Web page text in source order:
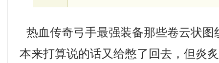
热血传奇弓手最强装备那些卷云状图
本来打算说的话又给憋了回去，但炎